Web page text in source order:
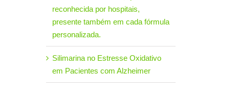
reconhecida por hospitais,
presente também em cada fórmula
personalizada.
Silimarina no Estresse Oxidativo
em Pacientes com Alzheimer